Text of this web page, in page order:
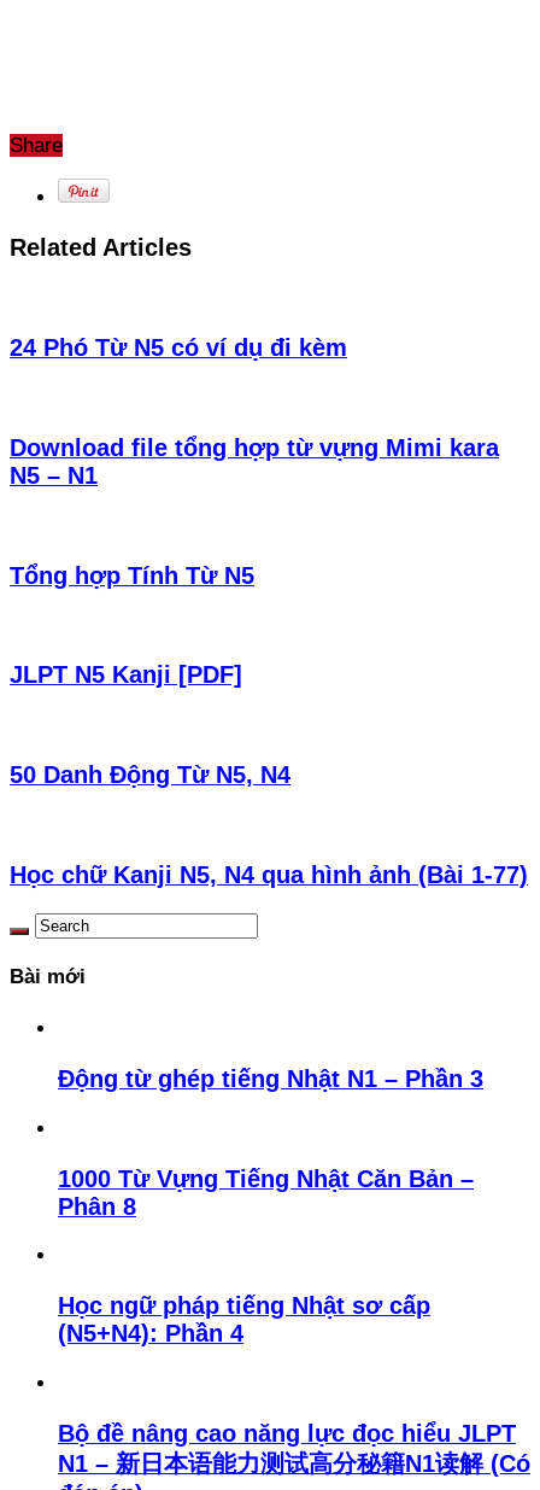
Share
Related Articles
24 Phó Từ N5 có ví dụ đi kèm
Download file tổng hợp từ vựng Mimi kara
N5 – N1
Tổng hợp Tính Từ N5
JLPT N5 Kanji [PDF]
50 Danh Động Từ N5, N4
Học chữ Kanji N5, N4 qua hình ảnh (Bài 1-77)
Bài mới
Động từ ghép tiếng Nhật N1 – Phần 3
1000 Từ Vựng Tiếng Nhật Căn Bản –
Phân 8
Học ngữ pháp tiếng Nhật sơ cấp
(N5+N4): Phần 4
Bộ đề nâng cao năng lực đọc hiểu JLPT
N1 – 新日本语能力测试高分秘籍N1读解 (Có